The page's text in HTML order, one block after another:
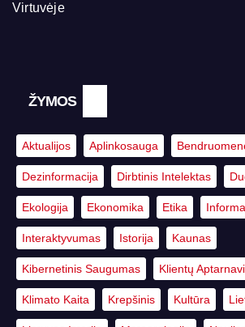
Virtuvėje
ŽYMOS
Aktualijos Aplinkosauga
Dezinformacija Dirbtinis Intelektas
Ekologija Ekonomika Etika
Interaktyvumas Istorija Kaunas
Kibernetinis Saugumas Klientų
Klimato Kaita Krepšinis Kultūra